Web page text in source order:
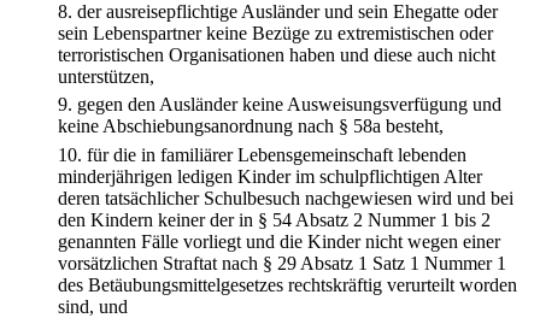
8. der ausreisepflichtige Ausländer und sein Ehegatte oder
sein Lebenspartner keine Bezüge zu extremistischen oder
terroristischen Organisationen haben und diese auch nicht
unterstützen,
9. gegen den Ausländer keine Ausweisungsverfügung und
keine Abschiebungsanordnung nach § 58a besteht,
10. für die in familiärer Lebensgemeinschaft lebenden
minderjährigen ledigen Kinder im schulpflichtigen Alter
deren tatsächlicher Schulbesuch nachgewiesen wird und bei
den Kindern keiner der in § 54 Absatz 2 Nummer 1 bis 2
genannten Fälle vorliegt und die Kinder nicht wegen einer
vorsätzlichen Straftat nach § 29 Absatz 1 Satz 1 Nummer 1
des Betäubungsmittelgesetzes rechtskräftig verurteilt worden
sind, und